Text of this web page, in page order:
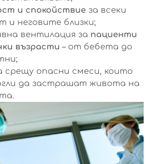
и спокойствие за всеки
и неговите близки;
вентилация за пациенти
възрасти – от бебета до
срещу опасни смеси, които
да застрашат живота на